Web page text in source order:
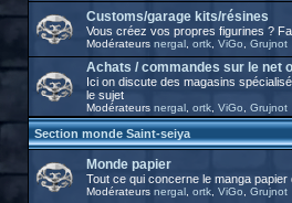
Customs/garage kits/résines
Vous créez vos propres figurines ?
Modérateurs nergal, ortk, ViGo, Grujnot
Achats / commandes sur le net
Ici on discute des magasins
le sujet
Modérateurs nergal, ortk, ViGo Grujnot
Section monde Saint-seiya
Monde papier
Tout ce qui concerne le manga
Modérateurs nergal, ortk, ViGo Grujnot